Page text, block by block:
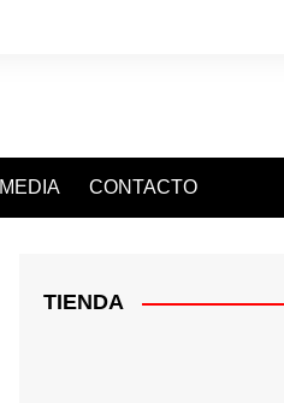
MEDIA CONTACTO
TIENDA